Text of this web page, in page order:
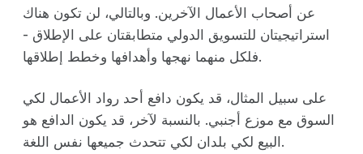
عن أصحاب الأعمال الآخرين. وبالتالي، لن تكون هناك
استراتيجيتان للتسويق الدولي متطابقتان على الإطلاق -
فلكل منهما نهجها وأهدافها وخطط إطلاقها.
على سبيل المثال، قد يكون دافع أحد رواد الأعمال لكي
السوق مع موزع أجنبي. بالنسبة لآخر، قد يكون الدافع هو
البيع لكي بلدان لكي تتحدث جميعها نفس اللغة.